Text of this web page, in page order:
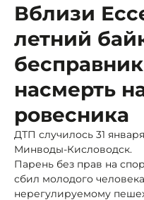
Вблизи
летний
насмерть
ровесника
ДТП случилось 31
Минводы-Кисловодск.
Парень без прав на
сбил молодого
нерегулируемому